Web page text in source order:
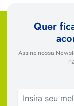
Quer
Assine nossa